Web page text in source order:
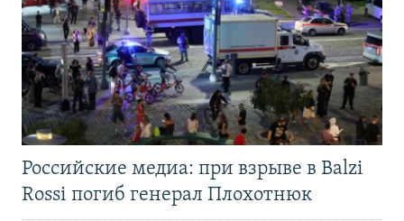
Российские медиа: при взрыве в Balzi
Rossi погиб генерал Плохотнюк